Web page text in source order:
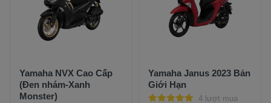
Yamaha NVX Cao Cấp
(Đen nhám-Xanh
Monster)
Yamaha Janus 2023 Bản
Giới Hạn
4 lượt mua